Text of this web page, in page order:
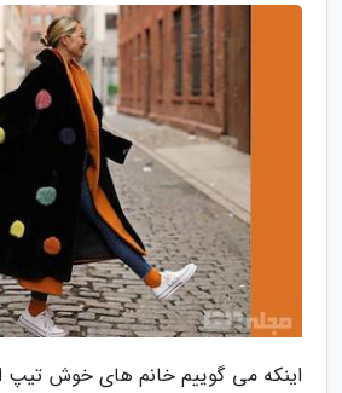
اینکه می گوییم خانم های خوش تیپ